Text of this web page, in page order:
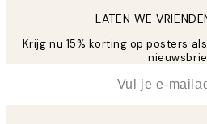
LATEN WE
Krijg nu 15% korting op posters